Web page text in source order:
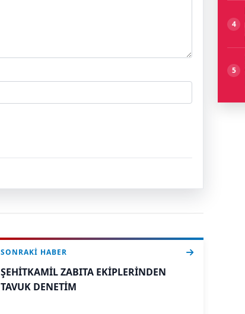
SONRAKI HABER
ŞEHİTKAMİL ZABITA EKİPLERİNDEN
TAVUK DENETİM
4
5